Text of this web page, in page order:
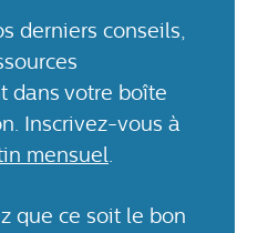
derniers conseils,
dans votre boîte
Inscrivez-vous à
mensuel.
que ce soit le bon